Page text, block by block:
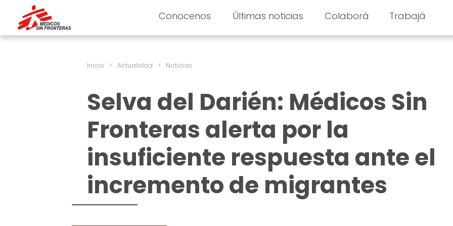
Conocenos Últimas noticias Colaborá Trabajá
Inicio > Actualidad > Noticias
Selva del Darién: Médicos Sin
Fronteras alerta por la
insuficiente respuesta ante el
incremento de migrantes